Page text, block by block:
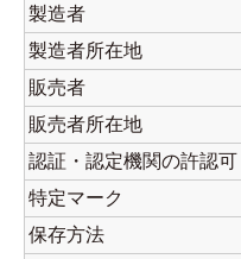
製造者
製造者所在地
販売者
販売者所在地
認証・認定機関の許認可
特定マーク
保存方法